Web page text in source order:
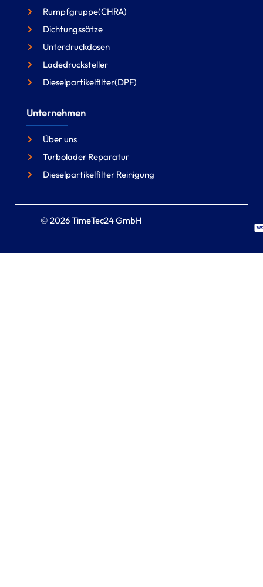
Rumpfgruppe(CHRA)
Dichtungssätze
Unterdruckdosen
Ladedrucksteller
Dieselpartikelfilter(DPF)
Unternehmen
Über uns
Turbolader Reparatur
Dieselpartikelfilter Reinigung
© 2026 TimeTec24 GmbH